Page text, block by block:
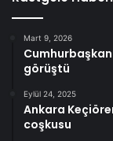
Mart 9, 2026
görüştü
Eylül 24, 2025
Ankara
coşkusu